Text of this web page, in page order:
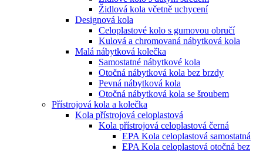
Židlová kola včetně uchycení
Designová kola
Celoplastové kolo s gumovou obručí
Kulová a chromovaná nábytková kola
Malá nábytková kolečka
Samostatné nábytkové kola
Otočná nábytková kola bez brzdy
Pevná nábytková kola
Otočná nábytková kola se šroubem
Přístrojová kola a kolečka
Kola přístrojová celoplastová
Kola přístrojová celoplastová černá
EPA Kola celoplastová samostatná
EPA Kola celoplastová otočná bez